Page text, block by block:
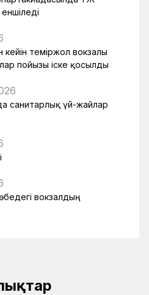
теміржол вокзалы
пойызы іске қосылды
санитарлық үй-жайлар
вокзалдың